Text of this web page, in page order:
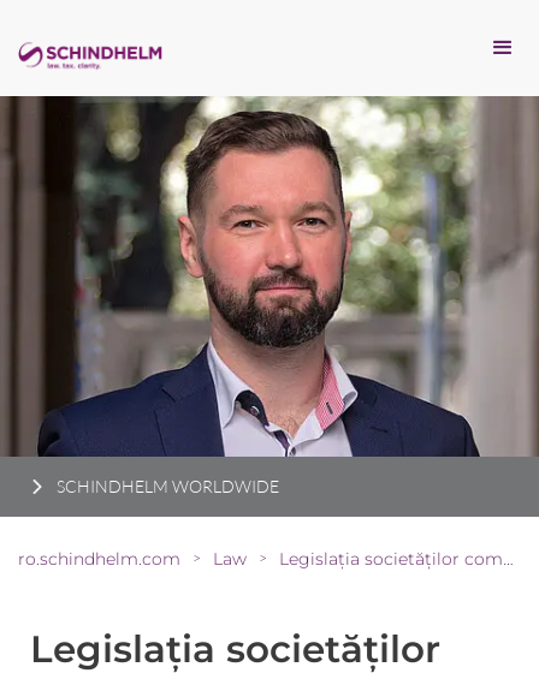
SCHINDHELM WORLDWIDE
ro.schindhelm.com > Law >
Legislaţia societăţilor